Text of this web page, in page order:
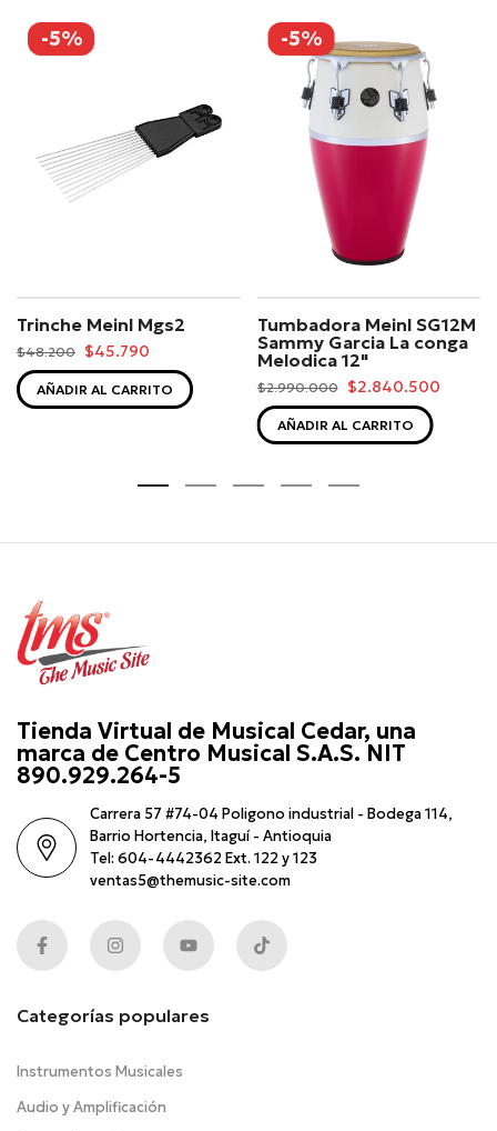
-5%
Trinche Meinl Mgs2
$48.200 $45.790
AÑADIR AL CARRITO
-5%
Tumbadora Meinl SG12M
Sammy Garcia La conga
Melodica 12"
$2.990.000 $2.840.500
AÑADIR AL CARRITO
Tienda Virtual de Musical Cedar, una
marca de Centro Musical S.A.S. NIT
890.929.264-5
Carrera 57 #74-04 Poligono industrial - Bodega 114,
Barrio Hortencia, Itaguí - Antioquia
Tel: 604-4442362 Ext. 122 y 123
ventas5@themusic-site.com
Categorías populares
Instrumentos Musicales
Audio y Amplificación